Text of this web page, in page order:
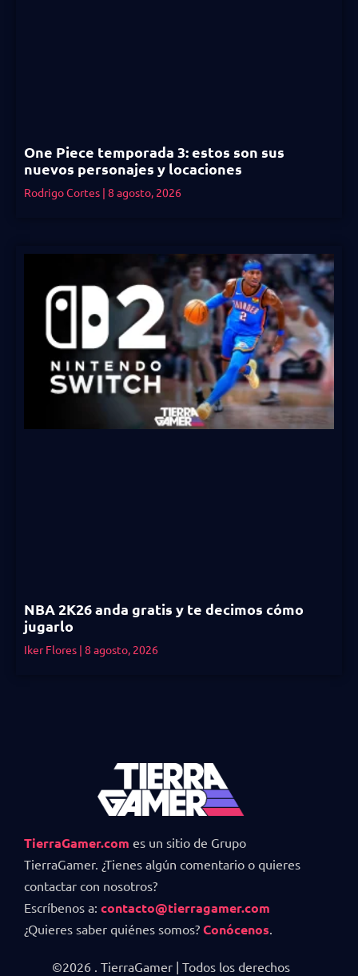
One Piece temporada 3: estos son sus
nuevos personajes y locaciones
Rodrigo Cortes 8 agosto, 2026
NBA 2K26 anda gratis y te decimos cómo
jugarlo
Iker Flores 8 agosto, 2026
TierraGamer.com es un sitio de Grupo
TierraGamer. ¿Tienes algún comentario o quieres
contactar con nosotros?
Escríbenos a: contacto@tierragamer.com
¿Quieres saber quiénes somos? Conócenos.
©2026 . TierraGamer | Todos los derechos